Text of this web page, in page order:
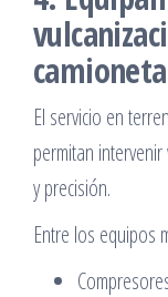
El servicio en
permitan
y precisión.
Entre los equipos